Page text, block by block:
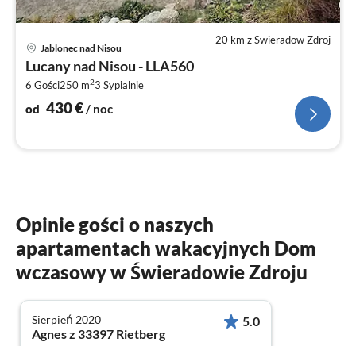
20 km z Swieradow Zdroj
Jablonec nad Nisou
Lucany nad Nisou - LLA560
6 Gości250 m23 Sypialnie
od 430€/ noc
Opinie gości o naszych
apartamentach wakacyjnych Dom
wczasowy w Świeradowie Zdroju
Sierpień 2020
Agnes z 33397 Rietberg
5.0